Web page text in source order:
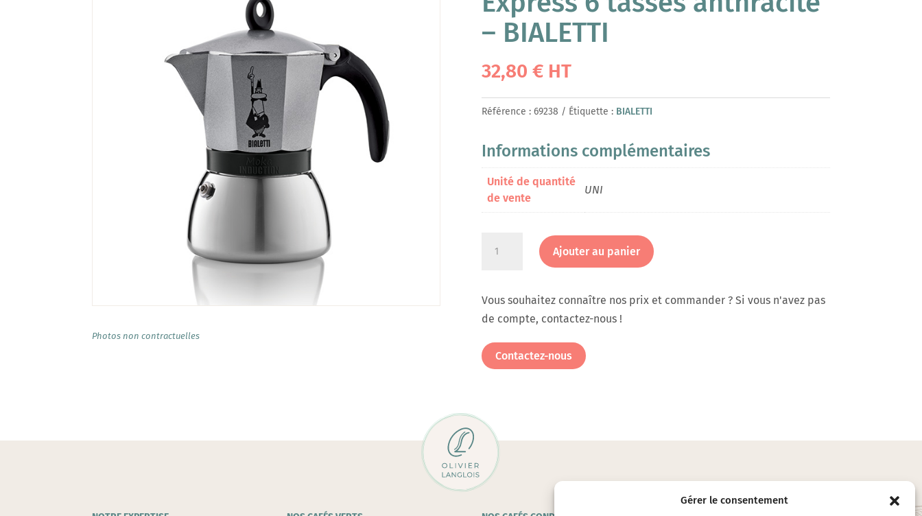
Gérer le consentement
Photos non contractuelles
– BIALETTI
32,80 € HT
Référence : 69238 Étiquette : BIALETTI
Informations complémentaires
Unité de quantité
de vente
UNI
pression
Moka
6
tasses
BIALETTI
Ajouter au panier
Vous souhaitez connaître nos prix et commander ? Si vous n'avez pas
de compte, contactez-nous !
Contactez-nous